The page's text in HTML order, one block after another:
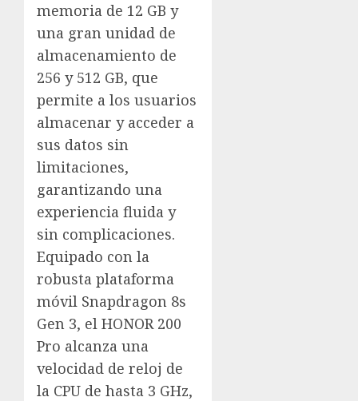
memoria de 12 GB y
una gran unidad de
almacenamiento de
256 y 512 GB, que
permite a los usuarios
almacenar y acceder a
sus datos sin
limitaciones,
garantizando una
experiencia fluida y
sin complicaciones.
Equipado con la
robusta plataforma
móvil Snapdragon 8s
Gen 3, el HONOR 200
Pro alcanza una
velocidad de reloj de
la CPU de hasta 3 GHz,